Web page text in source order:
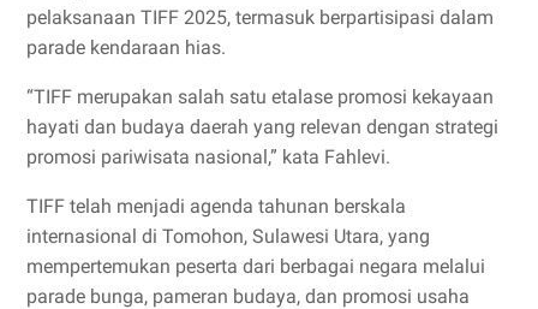
pelaksanaan TIFF 2025, termasuk berpartisipasi dalam
parade kendaraan hias.
“TIFF merupakan salah satu etalase promosi kekayaan
hayati dan budaya daerah yang relevan dengan strategi
promosi pariwisata nasional,” kata Fahlevi.
TIFF telah menjadi agenda tahunan berskala
internasional di Tomohon, Sulawesi Utara, yang
mempertemukan peserta dari berbagai negara melalui
parade bunga, pameran budaya, dan promosi usaha